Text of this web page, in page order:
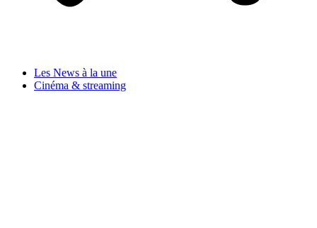
Les News à la une
Cinéma & streaming